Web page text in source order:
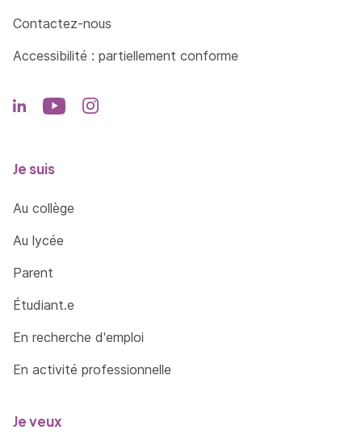
Contactez-nous
Accessibilité : partiellement conforme
Je suis
Au collège
Au lycée
Parent
Étudiant.e
En recherche d'emploi
En activité professionnelle
Je veux